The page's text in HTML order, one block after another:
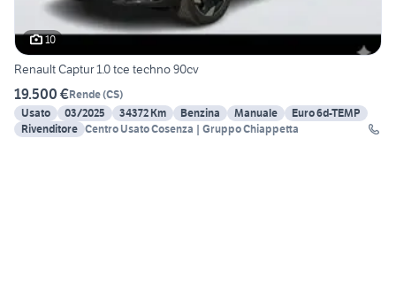
10
Renault Captur 1.0 tce techno 90cv
19.500 €Rende(CS)
Usato
03/2025 34372 Km Benzina Manuale
Euro 6d-TEMP
Rivenditore Centro Usato Cosenza | Gruppo Chiappetta